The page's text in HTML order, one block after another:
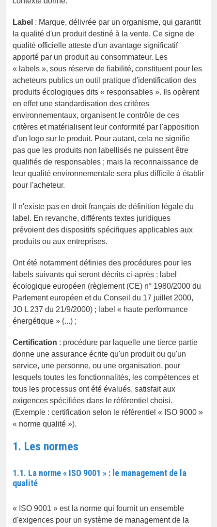
Label : Marque, délivrée par un organisme, qui garantit
la qualité d'un produit destiné à la vente. Ce signe de
qualité officielle atteste d'un avantage significatif
apporté par un produit au consommateur. Les
« labels », sous réserve de fiabilité, constituent pour les
acheteurs publics un outil pratique d'identification des
produits écologiques dits « responsables ». Ils opèrent
en effet une standardisation des critères
environnementaux, organisent le contrôle de ces
critères et matérialisent leur conformité par l'apposition
d'un logo sur le produit. Pour autant, cela ne signifie
pas que les produits non labellisés ne puissent être
qualifiés de responsables ; mais la reconnaissance de
leur qualité environnementale sera plus difficile à établir
pour l'acheteur.
Il n'existe pas en droit français de définition légale du
label. En revanche, différents textes juridiques
prévoient des dispositifs spécifiques applicables aux
produits ou aux entreprises.
Ont été notamment définies des procédures pour les
labels suivants qui seront décrits ci-après : label
écologique européen (règlement (CE) n° 1980/2000 du
Parlement européen et du Conseil du 17 juillet 2000,
JO L 237 du 21/9/2000) ; label « haute performance
énergétique » (...) ;
Certification : procédure par laquelle une tierce partie
donne une assurance écrite qu'un produit ou qu'un
service, une personne, ou une organisation, pour
lesquels toutes les fonctionnalités, les compétences et
tous les processus ont été évalués, satisfait aux
exigences spécifiées dans le référentiel choisi.
(Exemple : certification selon le référentiel « ISO 9000 »
« norme qualité »).
1. Les normes
1.1. La norme « ISO 9001 » : le management de la
qualité
« ISO 9001 » est la norme qui fournit un ensemble
d'exigences pour un système de management de la